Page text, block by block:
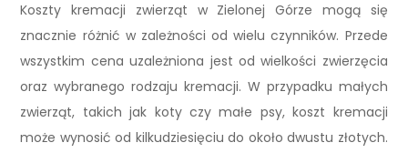
Koszty kremacji zwierząt w Zielonej Górze mogą się
znacznie różnić w zależności od wielu czynników. Przede
wszystkim cena uzależniona jest od wielkości zwierzęcia
oraz wybranego rodzaju kremacji. W przypadku małych
zwierząt, takich jak koty czy małe psy, koszt kremacji
może wynosić od kilkudziesięciu do około dwustu złotych.